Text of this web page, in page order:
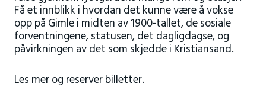
Få et innblikk i hvordan det kunne være å vokse
opp på Gimle i midten av 1900-tallet, de sosiale
forventningene, statusen, det dagligdagse, og
påvirkningen av det som skjedde i Kristiansand.
Les mer og reserver billetter.